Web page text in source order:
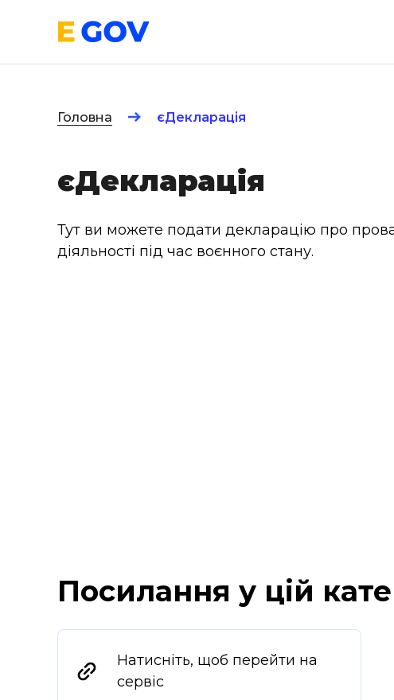
Головна єДекларація
єДекларація
Тут ви можете подати декларацію про
діяльності під час воєнного стану.
Посилання у цій
Натисніть, щоб перейти на
сервіс